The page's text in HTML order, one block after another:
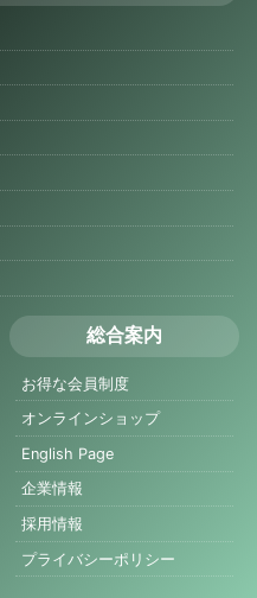
総合案内
お得な会員制度
オンラインショップ
English Page
企業情報
採用情報
プライバシーポリシー